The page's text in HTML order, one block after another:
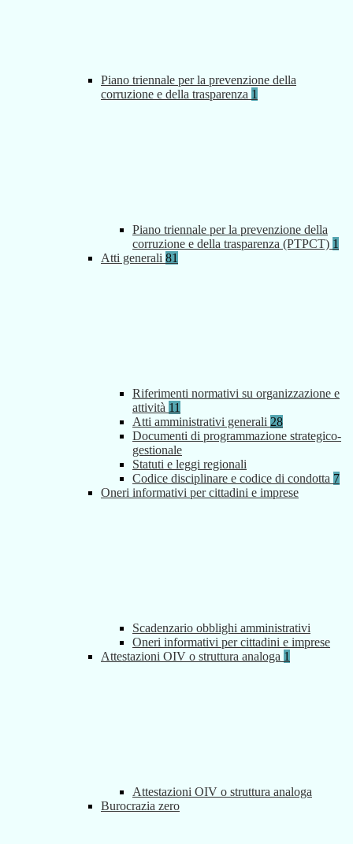
Piano triennale per la prevenzione della
corruzione e della trasparenza 1
Piano triennale per la prevenzione della
corruzione e della trasparenza (PTPCT) 1
Atti generali 81
Riferimenti normativi su organizzazione e
attività 11
Atti amministrativi generali 28
Documenti di programmazione strategico-
gestionale
Statuti e leggi regionali
Codice disciplinare e codice di condotta 7
Oneri informativi per cittadini e imprese
Scadenzario obblighi amministrativi
Oneri informativi per cittadini e imprese
Attestazioni OIV o struttura analoga 1
Attestazioni OIV o struttura analoga
Burocrazia zero